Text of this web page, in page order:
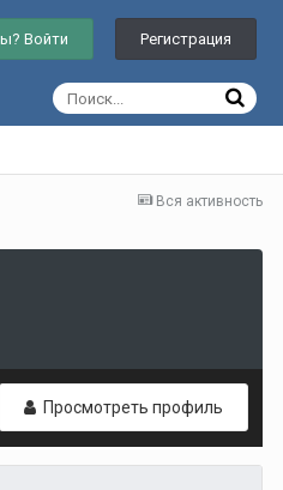
Войти Регистрация
Вся активность
Просмотреть профиль